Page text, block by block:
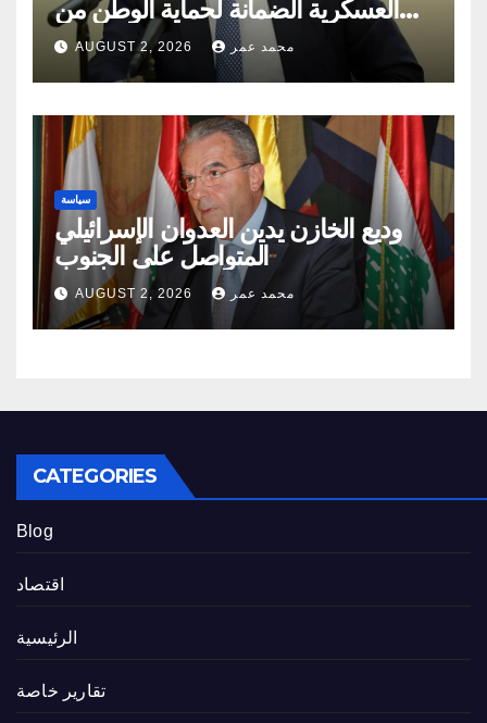
العسكرية الضمانة لحماية الوطن من
مخاطر الدّاخل والخارج
AUGUST 2, 2026 محمد عمر
سياسة
وديع الخازن يدين العدوان الإسرائيلي
المتواصل على الجنوب
AUGUST 2, 2026 محمد عمر
CATEGORIES
Blog
اقتصاد
الرئيسية
تقارير خاصة